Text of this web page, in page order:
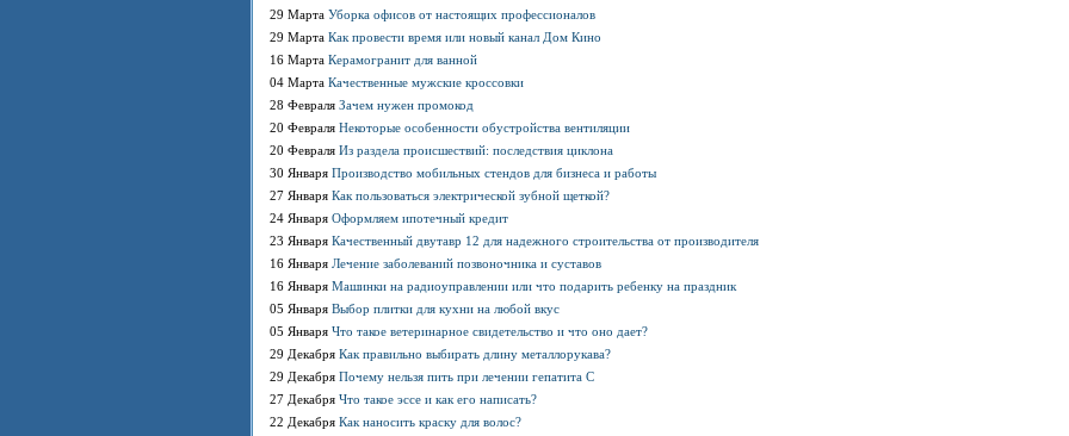
29 Марта Уборка офисов от настоящих профессионалов
29 Марта Как провести время или новый канал Дом Кино
16 Марта Керамогранит для ванной
04 Марта Качественные мужские кроссовки
28 Февраля Зачем нужен промокод
20 Февраля Некоторые особенности обустройства вентиляции
20 Февраля Из раздела происшествий: последствия циклона
30 Января Производство мобильных стендов для бизнеса и работы
27 Января Как пользоваться электрической зубной щеткой?
24 Января Оформляем ипотечный кредит
23 Января Качественный двутавр 12 для надежного строительства от производителя
16 Января Лечение заболеваний позвоночника и суставов
16 Января Машинки на радиоуправлении или что подарить ребенку на праздник
05 Января Выбор плитки для кухни на любой вкус
05 Января Что такое ветеринарное свидетельство и что оно дает?
29 Декабря Как правильно выбирать длину металлорукава?
29 Декабря Почему нельзя пить при лечении гепатита С
27 Декабря Что такое эссе и как его написать?
22 Декабря Как наносить краску для волос?